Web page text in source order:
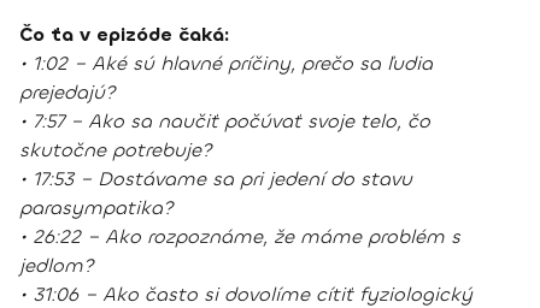
Čo ťa v epizóde čaká:
• 1:02 – Aké sú hlavné príčiny, prečo sa ľudia
prejedajú?
• 7:57 – Ako sa naučiť počúvať svoje telo, čo
skutočne potrebuje?
• 17:53 – Dostávame sa pri jedení do stavu
parasympatika?
• 26:22 – Ako rozpoznáme, že máme problém s
jedlom?
• 31:06 – Ako často si dovolíme cítiť fyziologický